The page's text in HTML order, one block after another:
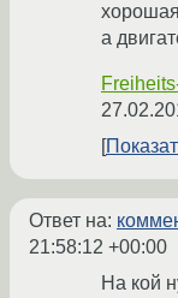
а
Ответ на:
21:58:12 +00:00
На кой